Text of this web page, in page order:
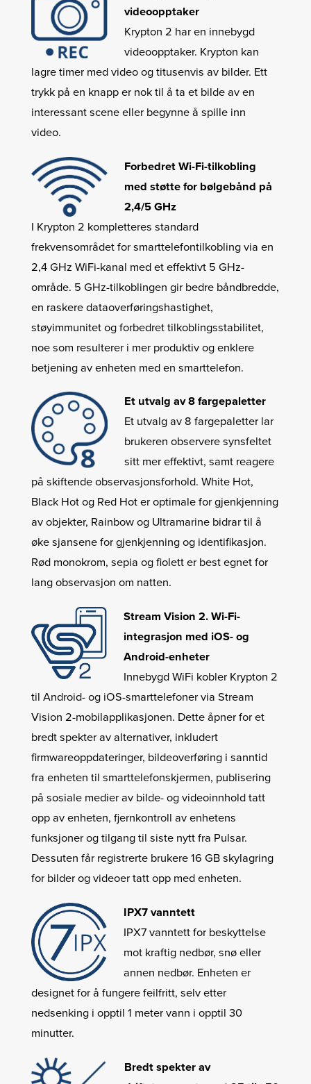
videoopptaker
Krypton 2 har en innebygd
videoopptaker. Krypton kan
lagre timer med video og titusenvis av bilder. Ett
trykk på en knapp er nok til å ta et bilde av en
interessant scene eller begynne å spille inn
video.
Forbedret Wi-Fi-tilkobling
med støtte for bølgebånd på
2,4/5 GHz
I Krypton 2 kompletteres standard
frekvensområdet for smarttelefontilkobling via en
2,4 GHz WiFi-kanal med et effektivt 5 GHz-
område. 5 GHz-tilkoblingen gir bedre båndbredde,
en raskere dataoverføringshastighet,
støyimmunitet og forbedret tilkoblingsstabilitet,
noe som resulterer i mer produktiv og enklere
betjening av enheten med en smarttelefon.
Et utvalg av 8 fargepaletter
Et utvalg av 8 fargepaletter lar
brukeren observere synsfeltet
sitt mer effektivt, samt reagere
på skiftende observasjonsforhold. White Hot,
Black Hot og Red Hot er optimale for gjenkjenning
av objekter, Rainbow og Ultramarine bidrar til å
øke sjansene for gjenkjenning og identifikasjon.
Rød monokrom, sepia og fiolett er best egnet for
lang observasjon om natten.
Stream Vision 2. Wi-Fi-
integrasjon med iOS- og
Android-enheter
Innebygd WiFi kobler Krypton 2
til Android- og iOS-smarttelefoner via Stream
Vision 2-mobilapplikasjonen. Dette åpner for et
bredt spekter av alternativer, inkludert
firmwareoppdateringer, bildeoverføring i sanntid
fra enheten til smarttelefonskjermen, publisering
på sosiale medier av bilde- og videoinnhold tatt
opp av enheten, fjernkontroll av enhetens
funksjoner og tilgang til siste nytt fra Pulsar.
Dessuten får registrerte brukere 16 GB skylagring
for bilder og videoer tatt opp med enheten.
IPX7 vanntett
IPX7 vanntett for beskyttelse
mot kraftig nedbør, snø eller
annen nedbør. Enheten er
designet for å fungere feilfritt, selv etter
nedsenking i opptil 1 meter vann i opptil 30
minutter.
Bredt spekter av